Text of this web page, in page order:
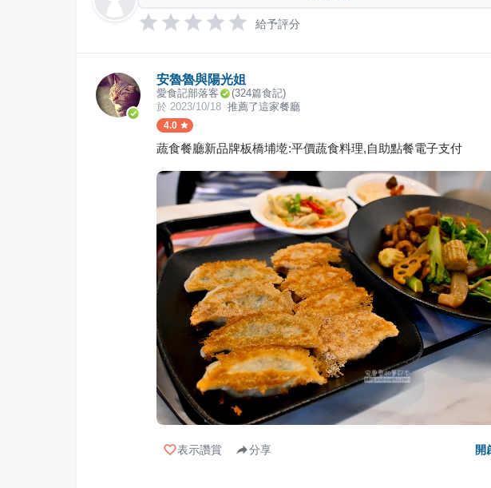
給予評分
安魯魯與陽光姐
愛食記部落客 (324篇食記)
於 2023/10/18 推薦了這家餐廳
4.0
蔬食餐廳新品牌板橋埔墘:平價蔬食料理,自助點餐電子支付
表示讚賞 分享 開